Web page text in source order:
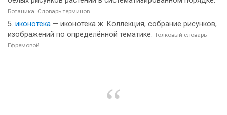
Ботаника. Словарь терминов
иконотека — иконотека ж. Коллекция, собрание рисунков,
изображений по определённой тематике. Толковый словарь
Ефремовой